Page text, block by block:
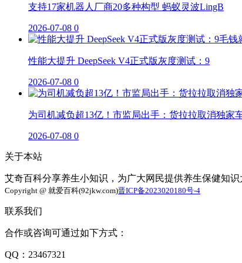
支持17家机器人厂商20多种构型 蚂蚁灵波LingB
2026-07-08 0
性能大提升 DeepSeek V4正式版灰度测试：9
2026-07-08 0
为司机减负超13亿！市监局出手：货拉拉取消独家
2026-07-08 0
关于本站
艾奇百科分享养生小知识，为广大网民提供养生保健知
Copyright @ 就爱百科(92jkw.com)晋ICP备2023020180号-4
联系我们
合作或咨询可通过如下方式：
QQ：23467321